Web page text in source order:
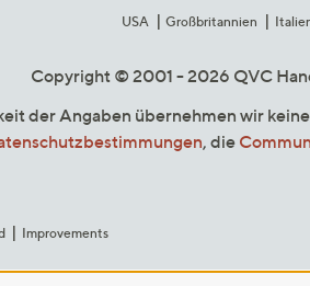
USA
Großbritannien
Copyright © 2001 - 2026 QVC
der Angaben übernehmen wir
, die
Improvements